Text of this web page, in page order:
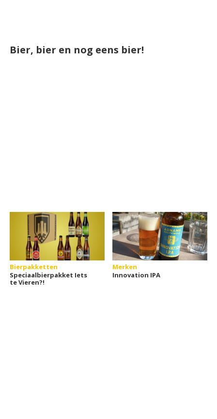
Bier, bier en nog eens bier!
Bierpakketten
Speciaalbierpakket Iets
te Vieren?!
Merken
Innovation IPA